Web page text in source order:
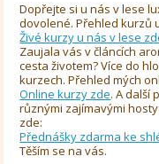
Dopřejte si u nás v lese
dovolené. Přehled kurzů
Živé kurzy u nás v lese
Zaujala vás v článcích
cesta životem? Více do
kurzech. Přehled mých
Online kurzy zde. A další
různými zajímavými
zde:
Přednášky zdarma ke
Těším se na vás.